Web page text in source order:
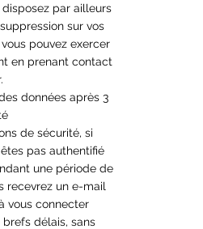
par ailleurs
sur vos
pouvez exercer
en prenant contact
données après 3
de sécurité, si
pas authentifié
une période de
recevrez un e-mail
vous connecter
délais, sans